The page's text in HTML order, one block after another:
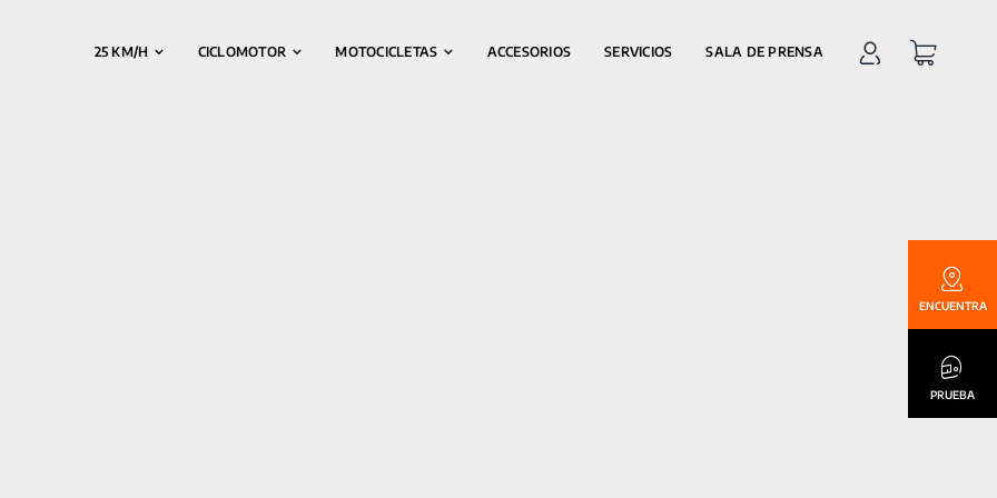
25 KM/H CICLOMOTOR MOTOCICLETAS ACCESORIOS SERVICIOS SALA DE PRENSA
ENCUENTRA
PRUEBA